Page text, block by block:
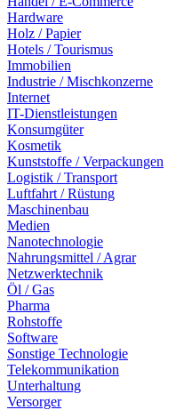
Hardware
Holz / Papier
Hotels / Tourismus
Immobilien
Industrie / Mischkonzerne
Internet
IT-Dienstleistungen
Konsumgüter
Kosmetik
Kunststoffe / Verpackungen
Logistik / Transport
Luftfahrt / Rüstung
Maschinenbau
Medien
Nanotechnologie
Nahrungsmittel / Agrar
Netzwerktechnik
Öl / Gas
Pharma
Rohstoffe
Software
Sonstige Technologie
Telekommunikation
Unterhaltung
Versorger